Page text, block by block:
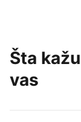
Šta
vas